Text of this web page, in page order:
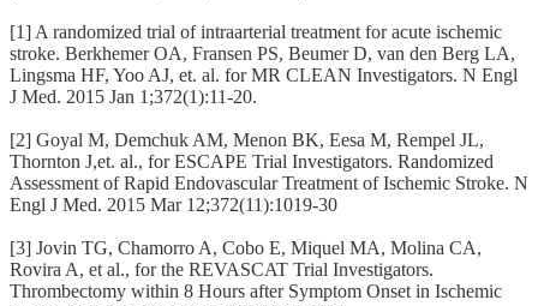
[1] A randomized trial of intraarterial treatment for acute ischemic
stroke. Berkhemer OA, Fransen PS, Beumer D, van den Berg LA,
Lingsma HF, Yoo AJ, et. al. for MR CLEAN Investigators. N Engl
J Med. 2015 Jan 1;372(1):11-20.
[2] Goyal M, Demchuk AM, Menon BK, Eesa M, Rempel JL,
Thornton J,et. al., for ESCAPE Trial Investigators. Randomized
Assessment of Rapid Endovascular Treatment of Ischemic Stroke. N
Engl J Med. 2015 Mar 12;372(11):1019-30
[3] Jovin TG, Chamorro A, Cobo E, Miquel MA, Molina CA,
Rovira A, et al., for the REVASCAT Trial Investigators.
Thrombectomy within 8 Hours after Symptom Onset in Ischemic